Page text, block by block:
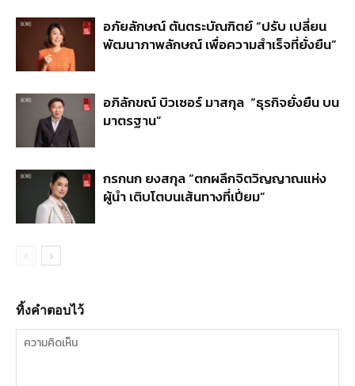
อภัยลักษณ์ ตันตระบัณฑิตย์ “ปรับ เปลี่ยน
พัฒนาภาพลักษณ์ เพื่อความสำเร็จที่ยั่งยืน”
อภิลักขณ์ บิวเซอร์ มาสกุล “ธุรกิจยั่งยืน บน
มาตรฐาน”
กรกนก ยงสกุล “ตกผลึกจิตวิญญาณแห่ง
ผู้นำ เติบโตบนเส้นทางที่เปี่ยม”
ทิ้งคำตอบไว้